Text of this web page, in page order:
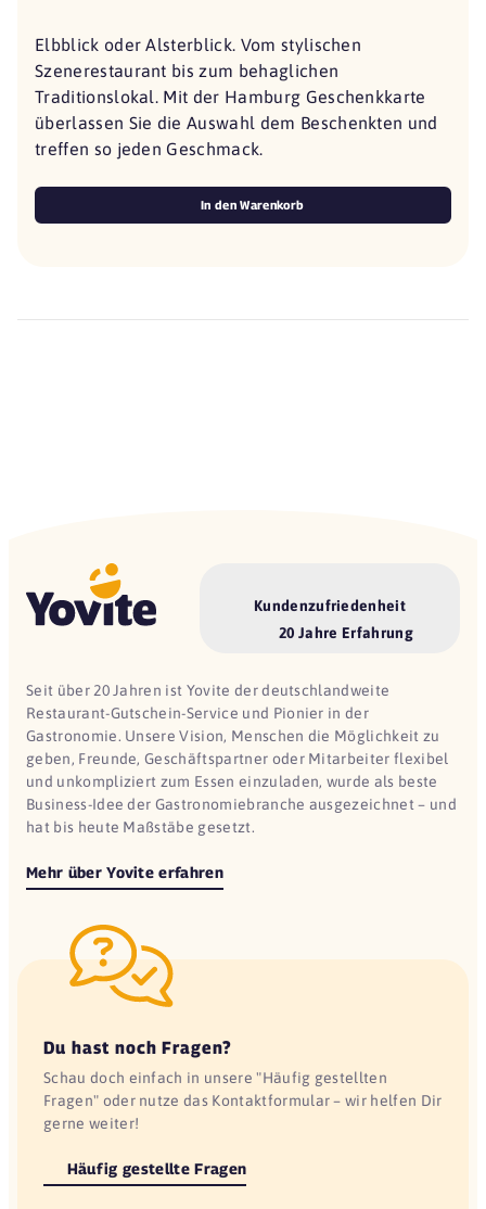
Elbblick oder Alsterblick. Vom stylischen
Szenerestaurant bis zum behaglichen
Traditionslokal. Mit der Hamburg Geschenkkarte
überlassen Sie die Auswahl dem Beschenkten und
treffen so jeden Geschmack.
In den Warenkorb
Kundenzufriedenheit
20 Jahre Erfahrung
Seit über 20 Jahren ist Yovite der deutschlandweite
Restaurant-Gutschein-Service und Pionier in der
Gastronomie. Unsere Vision, Menschen die Möglichkeit zu
geben, Freunde, Geschäftspartner oder Mitarbeiter flexibel
und unkompliziert zum Essen einzuladen, wurde als beste
Business-Idee der Gastronomiebranche ausgezeichnet – und
hat bis heute Maßstäbe gesetzt.
Mehr über Yovite erfahren
Du hast noch Fragen?
Schau doch einfach in unsere "Häufig gestellten
Fragen" oder nutze das Kontaktformular – wir helfen Dir
gerne weiter!
Häufig gestellte Fragen